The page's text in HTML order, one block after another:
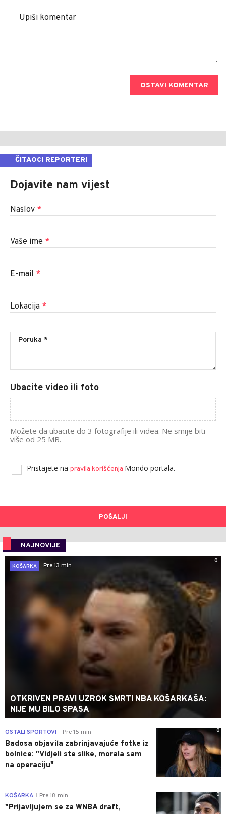
OSTAVI KOMENTAR
ČITAOCI REPORTERI
Dojavite nam vijest
Naslov *
Vaše ime *
E-mail *
Lokacija *
Ubacite video ili foto
Možete da ubacite do 3 fotografije ili videa. Ne smije biti
više od 25 MB.
Pristajete na pravila korišćenja Mondo portala.
POŠALJI
NAJNOVIJE
0
KOŠARKA
Pre 13 min
OTKRIVEN PRAVI UZROK SMRTI NBA KOŠARKAŠA:
NIJE MU BILO SPASA
0
OSTALI SPORTOVI Pre 15 min
Badosa objavila zabrinjavajuće fotke iz
bolnice: "Vidjeli ste slike, morala sam
na operaciju"
0
KOŠARKA Pre 18 min
"Prijavljujem se za WNBA draft,